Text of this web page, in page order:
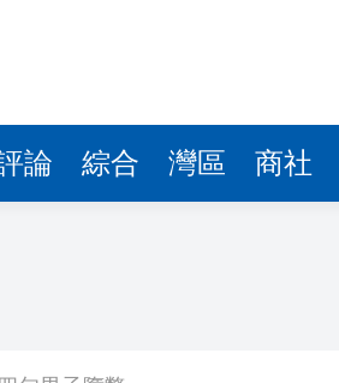
論 綜合 灣區 商社